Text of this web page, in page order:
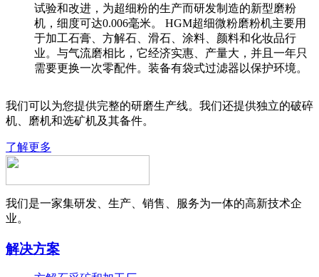
试验和改进，为超细粉的生产而研发制造的新型磨粉
机，细度可达0.006毫米。 HGM超细微粉磨粉机主要用
于加工石膏、方解石、滑石、涂料、颜料和化妆品行
业。与气流磨相比，它经济实惠、产量大，并且一年只
需要更换一次零配件。装备有袋式过滤器以保护环境。
我们可以为您提供完整的研磨生产线。我们还提供独立的破碎
机、磨机和选矿机及其备件。
了解更多
我们是一家集研发、生产、销售、服务为一体的高新技术企
业。
解决方案